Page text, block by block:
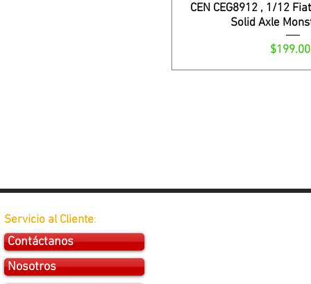
CEN CEG8912 , 1/12
Solid Axle
Precio
Servicio al Cliente:
Contáctanos
Nosotros